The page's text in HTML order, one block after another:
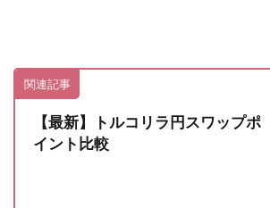
関連記事
【最新】トルコリラ円スワップポ
イント比較